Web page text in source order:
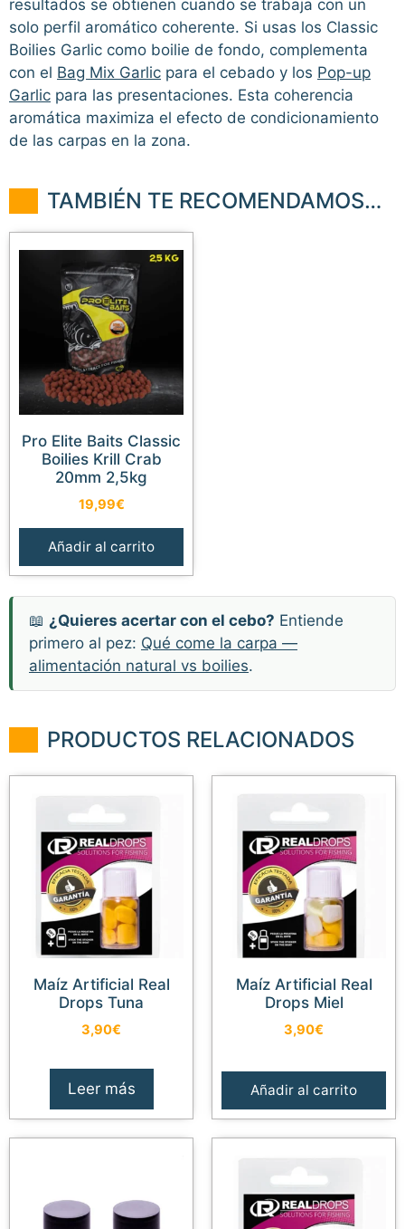
resultados se obtienen cuando se trabaja con un
solo perfil aromático coherente. Si usas los Classic
Boilies Garlic como boilie de fondo, complementa
con el Bag Mix Garlic para el cebado y los Pop-up
Garlic para las presentaciones. Esta coherencia
aromática maximiza el efecto de condicionamiento
de las carpas en la zona.
TAMBIÉN TE RECOMENDAMOS…
Pro Elite Baits Classic
Boilies Krill Crab
20mm 2,5kg
19,99€
Añadir al carrito
📖 ¿Quieres acertar con el cebo? Entiende
primero al pez: Qué come la carpa —
alimentación natural vs boilies.
PRODUCTOS RELACIONADOS
Maíz Artificial Real
Drops Tuna
3,90€
Leer más
Maíz Artificial Real
Drops Miel
3,90€
Añadir al carrito